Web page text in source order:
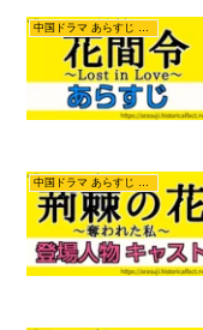
中国ドラマ あらすじ ネタバレ
中国ドラマ あらすじ ネタバレ